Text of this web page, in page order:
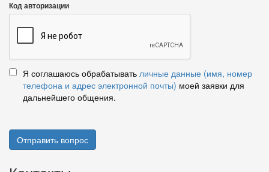
Код авторизации
Я соглашаюсь обрабатывать личные данные (имя, номер
телефона и адрес электронной почты) моей заявки для
дальнейшего общения.
Отправить вопрос